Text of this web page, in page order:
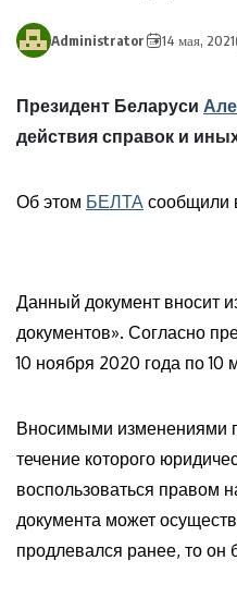
Administrator 14 мая, 2021
Президент Беларуси
действия справок и
Об этом БЕЛТА сообщили
Данный документ вносит
документов». Согласно
10 ноября 2020 года по 10
Вносимыми изменениями
течение которого
воспользоваться правом
документа может
продлевался ранее, то он